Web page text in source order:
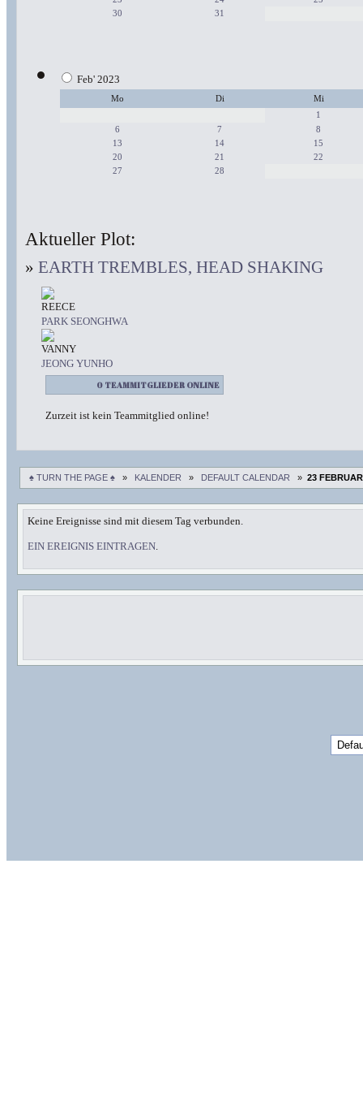
30
31
Feb' 2023
Mo Di
Mi
1
6
7
8
13
14
15
20
21
22
27
28
Aktueller Plot:
» EARTH TREMBLES, HEAD SHAKING
REECE
PARK SEONGHWA
VANNY
JEONG YUNHO
0 TEAMMITGLIEDER ONLINE
Zurzeit ist kein Teammitglied online!
♠ TURN THE PAGE ♠ » KALENDER » DEFAULT CALENDAR » 23
Keine Ereignisse sind mit diesem Tag verbunden.
EIN EREIGNIS EINTRAGEN.